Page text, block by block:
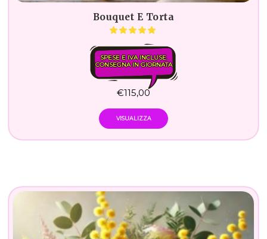
Bouquet E Torta
SPESE E IVA INCLUSE.
CONSEGNA IN GIORNATA
€115,00
VISUALIZZA